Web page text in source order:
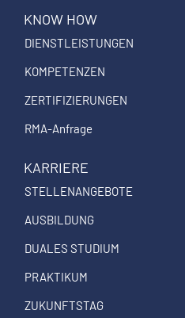
a
g
r
a
m
b
o
o
k
d
i
KNOW HOW
DIENSTLEISTUNGEN
KOMPETENZEN
ZERTIFIZIERUNGEN
RMA-Anfrage
KARRIERE
STELLENANGEBOTE
AUSBILDUNG
DUALES STUDIUM
PRAKTIKUM
ZUKUNFTSTAG